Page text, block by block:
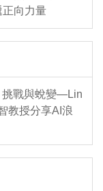
正向力量
挑戰與蛻變—Lin
教授分享AI浪